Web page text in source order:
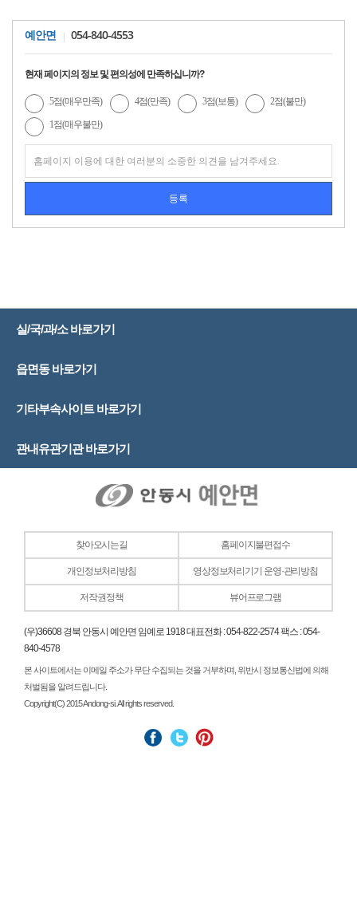
예안면 054-840-4553
현재 페이지의 정보 및 편의성에 만족하십니까?
5점(매우만족) 4점(만족) 3점(보통) 2점(불만)
1점(매우불만)
실/국/과/소 바로가기
읍면동 바로가기
기타부속사이트 바로가기
관내유관기관 바로가기
찾아오시는길 홈페이지불편접수
개인정보처리방침 영상정보처리기기 운영·관리방침
저작권정책 뷰어프로그램
(우)36608 경북 안동시 예안면 임예로 1918 대표전화 : 054-822-2574 팩스 : 054-
840-4578
본 사이트에서는 이메일 주소가 무단 수집되는 것을 거부하며, 위반시 정보통신법에 의해
처벌됨을 알려드립니다.
Copyright(C) 2015 Andong-si. All rights reserved.